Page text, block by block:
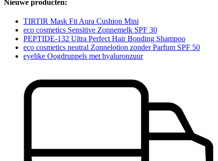
Nieuwe producten:
TIRTIR Mask Fit Aura Cushion Mini
eco cosmetics Sensitive Zonnemelk SPF 30
PEPTIDE-132 Ultra Perfect Hair Bonding Shampoo
eco cosmetics neutral Zonnelotion zonder Parfum SPF 50
eyelike Oogdruppels met hyaluronzuur